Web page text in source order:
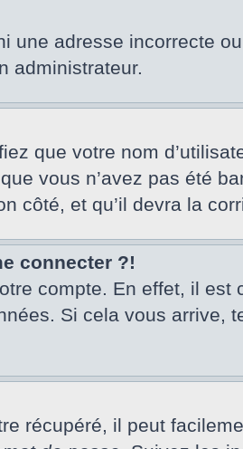
une adresse incorrecte
administrateur.
que votre nom
vous n’avez pas été
côté, et qu’il devra la
connecter ?!
compte. En effet, il
Si cela vous arrive,
récupéré, il peut